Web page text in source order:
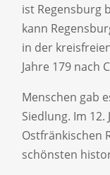
ist Regensburg
kann
in der
Jahre 179 nach
Menschen gab
Siedlung. Im
Ostfränkischen
schönsten